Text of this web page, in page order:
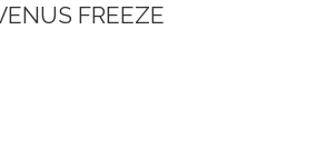
FREEZE